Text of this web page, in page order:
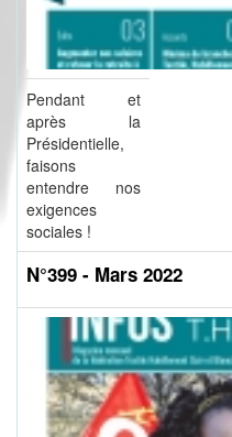
Pendant et
après la
Présidentielle,
faisons
entendre nos
exigences
sociales !
N°399 - Mars 2022